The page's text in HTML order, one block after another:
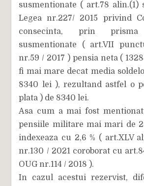
susmentionate ( art.78
Legea nr.227/ 2015 privind
consecinta, prin prisma
susmentionate ( art.VII
nr.59 / 2017 ) pensia neta (
fi mai mare decat media
8340 lei ), rezultand astfel o
plata ) de 8340 lei.
Asa cum a mai fost
pensiile militare mai mari de
indexeaza cu 2,6 % ( art.XLV
nr.130 / 2021 coroborat cu
OUG nr.114 / 2018 ).
In cazul acestui rezervist,